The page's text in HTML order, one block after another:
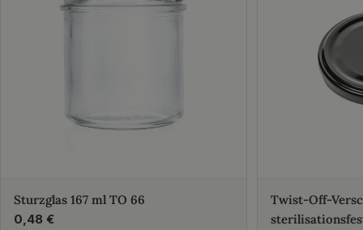
Sturzglas 167 ml TO 66
Regulärer
0,48 €
Twist-Off-